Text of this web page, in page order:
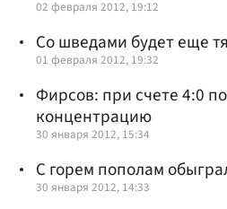
02 февраля 2012, 19:12
Со шведами будет еще
01 февраля 2012, 19:32
Фирсов: при счете 4:0
концентрацию
30 января 2012, 15:34
С горем пополам
30 января 2012, 14:33